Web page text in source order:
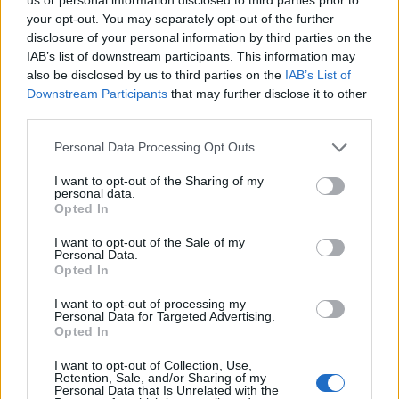
your opt-out. You may separately opt-out of the further
disclosure of your personal information by third parties on the
IAB’s list of downstream participants. This information may
also be disclosed by us to third parties on the IAB’s List of
Downstream Participants that may further disclose it to other
Personal Data Processing Opt Outs
I want to opt-out of the Sharing of my
personal data.
Opted In
I want to opt-out of the Sale of my
Personal Data.
Opted In
I want to opt-out of processing my
Personal Data for Targeted Advertising.
Opted In
I want to opt-out of Collection, Use,
Retention, Sale, and/or Sharing of my
Personal Data that Is Unrelated with the
09/08/2026 - 13:51 ΟΙΚΟΝΟΜΙΑ
Προς εκτύπωση το πολλαπλό βιβλίο - «Σύγχρονο
εκπαιδευτικό υλικό, τόσο σε έντυπη όσο και σε
ηλεκτρονική μορφή»
09/08/2026 - 13:24 ΕΛΛΑΔΑ
Γερμανία: Το Βερολίνο θα επεκτείνει την έρευνα για
αεροδρόμιο
09/08/2026 - 12:57
Αυξημένη η επιβατική κίνηση από το λιμάνι του
Πειραιά – Περίπου 60.000 ταξίδεψαν Παρασκευή
09/08/2026 - 12:33 ΕΛΛΑΔΑ
Από τη Δυτική Αττική στη Νότια Γαλλία : Οι εμπειρίες
Ελλήνων και Γάλλων πυροσβεστών από τα πύρινα
μέτωπα